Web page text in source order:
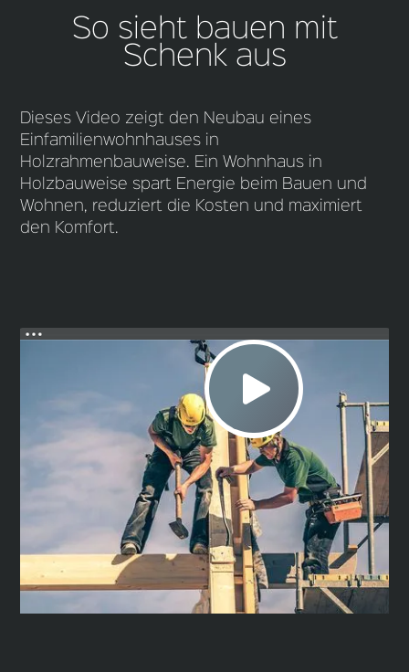
So sieht bauen mit
Schenk aus
Dieses Video zeigt den Neubau eines
Einfamilienwohnhauses in
Holzrahmenbauweise. Ein Wohnhaus in
Holzbauweise spart Energie beim Bauen und
Wohnen, reduziert die Kosten und maximiert
den Komfort.